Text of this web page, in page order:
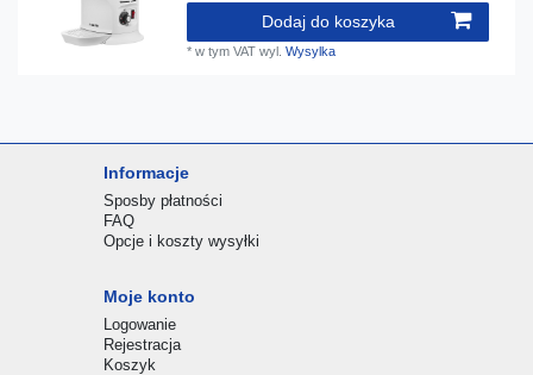
Dodaj do koszyka
*w tym VAT wyl.Wysylka
Informacje
Sposby płatności
FAQ
Opcje i koszty wysyłki
Moje konto
Logowanie
Rejestracja
Koszyk